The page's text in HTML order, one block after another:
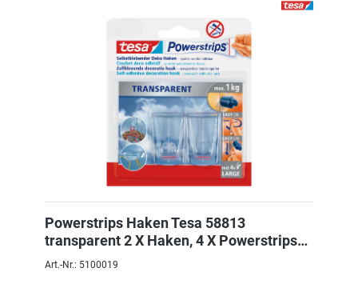
Powerstrips Haken Tesa 58813
transparent 2 X Haken, 4 X Powerstrips
Deco
Art.-Nr.: 5100019